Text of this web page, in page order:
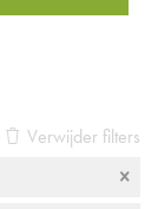
Verwijder filters